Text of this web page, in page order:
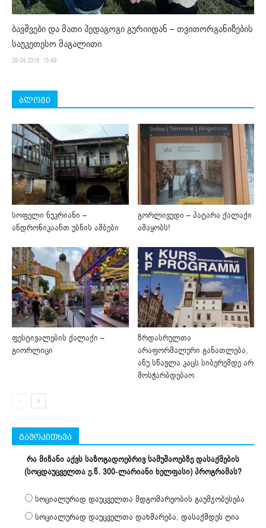
ბავშვები და მათი პედაგოგი გურიიდან – თვითორგანიზების
საუკეთესო მაგალითი
25.04.2018. 13:49
ბლოგი
სოფელი ნუკრიანი –
ანდრონიკაანთ უბნის ამბები
გორლივუდი – პატარა ქალაქი
ამაყობს!
ფესტივალების ქალაქი –
გიორლიცი
ზრდასრულთა
არაფორმალური განათლება,
ანუ სწავლა კაცს სიბერემდე არ
მოსჭარბდებაო
გამოკითხვა
რა მიზანი აქვს საზოგადოებრივ სამუშაოებზე დასაქმების
(სოცდაუცველთა ე.წ. 300-ლარიანი ხელფასი) პროგრამას?
სოციალურად დაუცველთა მდგომარეობის გაუმჯობესება
სოციალურად დაუცველთა დახმარება, დასაქმდეს ღია